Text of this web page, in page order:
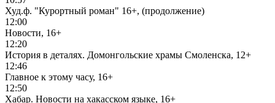
Худ.ф. "Курортный роман" 16+, (продолжение)
12:00
Новости, 16+
12:20
История в деталях. Домонгольские храмы Смоленска, 12+
12:46
Главное к этому часу, 16+
12:50
Хабар. Новости на хакасском языке, 16+